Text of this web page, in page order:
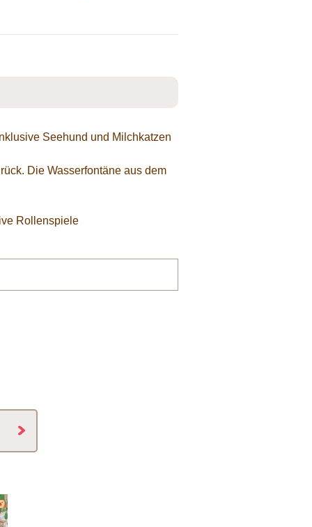
Seehund und Milchkatzen
Die Wasserfontäne aus dem
Rollenspiele